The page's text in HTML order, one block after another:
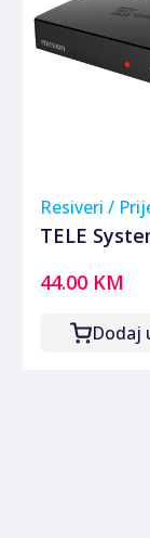
Resiveri /
TELE
DVB-T2,
SCART,
44.00 KM
Dodaj